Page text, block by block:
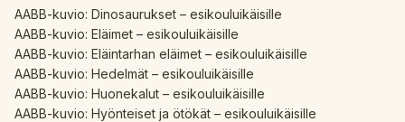
AABB-kuvio: Dinosaurukset – esikouluikäisille
AABB-kuvio: Eläimet – esikouluikäisille
AABB-kuvio: Eläintarhan eläimet – esikouluikäisille
AABB-kuvio: Hedelmät – esikouluikäisille
AABB-kuvio: Huonekalut – esikouluikäisille
AABB-kuvio: Hyönteiset ja ötökät – esikouluikäisille